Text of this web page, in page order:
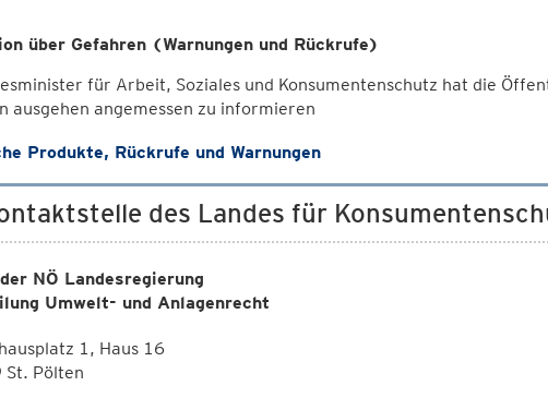
über Gefahren (Warnungen und Rückrufe)
für Arbeit, Soziales und Konsumentenschutz hat die
ausgehen angemessen zu informieren
Produkte, Rückrufe und Warnungen
des Landes für
NÖ Landesregierung
Umwelt- und Anlagenrecht
1, Haus 16
St. Pölten